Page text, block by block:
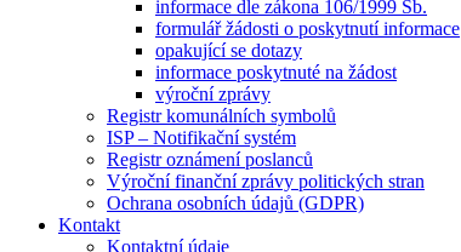
informace dle zákona 106/1999 Sb.
formulář žádosti o poskytnutí informace
opakující se dotazy
informace poskytnuté na žádost
výroční zprávy
Registr komunálních symbolů
ISP – Notifikační systém
Registr oznámení poslanců
Výroční finanční zprávy politických stran
Ochrana osobních údajů (GDPR)
Kontakt
Kontaktní údaje